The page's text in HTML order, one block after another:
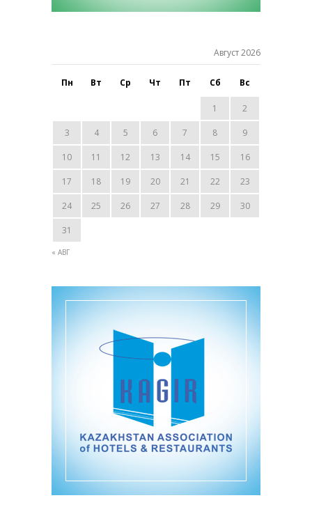
Август 2026
Пн Вт Ср Чт Пт Сб Вс
1 2
3 4 5 6 7 8 9
10 11 12 13 14 15 16
17 18 19 20 21 22 23
24 25 26 27 28 29 30
31
« АВГ